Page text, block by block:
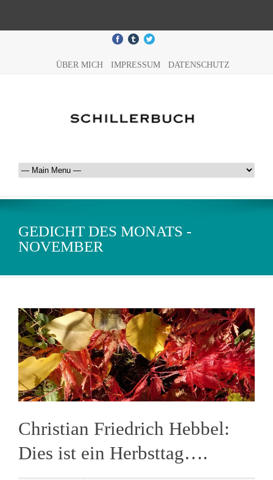
ÜBER MICH IMPRESSUM DATENSCHUTZ
GEDICHT DES MONATS -
NOVEMBER
Christian Friedrich Hebbel:
Dies ist ein Herbsttag….